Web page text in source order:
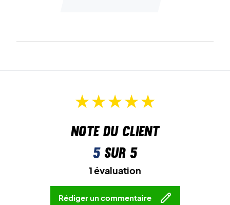
Note du client
5sur 5
1 évaluation
Rédiger un commentaire